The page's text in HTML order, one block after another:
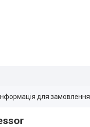
Інформація для замовлення